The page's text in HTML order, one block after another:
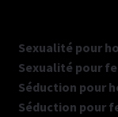
Sexualité pour
Sexualité pour
Séduction pour
Séduction pour